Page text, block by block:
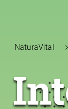
NaturaVital